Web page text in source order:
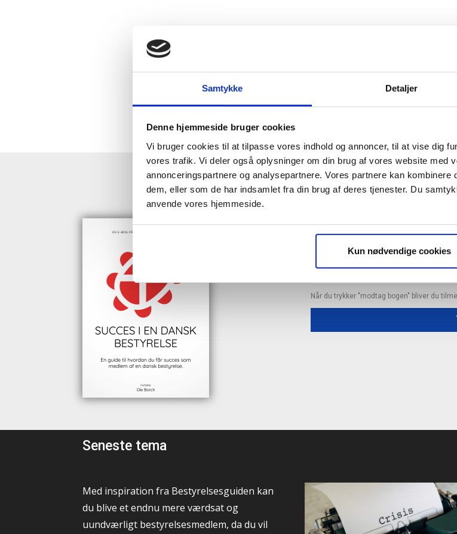
Samtykke Detaljer
Denne hjemmeside bruger cookies
Vi bruger cookies til at tilpasse vores indhold og annoncer, til at vise dig
vores trafik. Vi deler også oplysninger om din brug af vores website med
annonceringspartnere og analysepartnere. Vores partnere kan
dem, eller som de har indsamlet fra din brug af deres tjenester. Du
anvende vores hjemmeside.
Kun nødvendige cookies
HENT GRATIS E-BOG "SUCCES I
Når du trykker "modtag bogen" bliver du
Seneste tema
Med inspiration fra Bestyrelsesguiden kan
du blive et endnu mere værdsat og
uundværligt bestyrelsesmedlem, da du vil